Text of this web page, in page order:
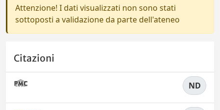
Attenzione! I dati visualizzati non sono stati
sottoposti a validazione da parte dell'ateneo
Citazioni
ND